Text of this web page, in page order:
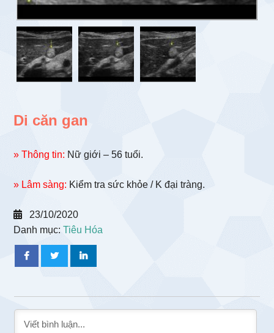
Di căn gan
» Thông tin: Nữ giới – 56 tuổi.
» Lâm sàng: Kiểm tra sức khỏe / K đại tràng.
23/10/2020
Danh mục:Tiêu Hóa